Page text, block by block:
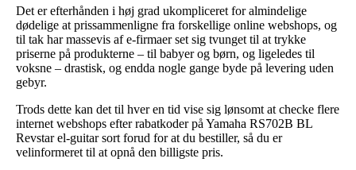
Det er efterhånden i høj grad ukompliceret for almindelige
dødelige at prissammenligne fra forskellige online webshops, og
til tak har massevis af e-firmaer set sig tvunget til at trykke
priserne på produkterne – til babyer og børn, og ligeledes til
voksne – drastisk, og endda nogle gange byde på levering uden
gebyr.
Trods dette kan det til hver en tid vise sig lønsomt at checke flere
internet webshops efter rabatkoder på Yamaha RS702B BL
Revstar el-guitar sort forud for at du bestiller, så du er
velinformeret til at opnå den billigste pris.